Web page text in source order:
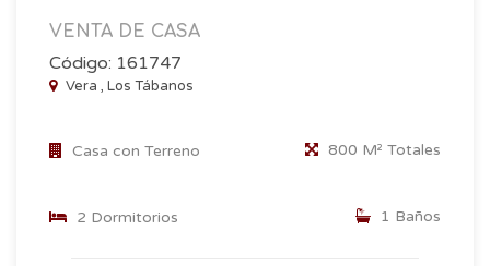
VENTA DE CASA
Código: 161747
Vera , Los Tábanos
Casa con Terreno 800 M² Totales
2 Dormitorios 1 Baños